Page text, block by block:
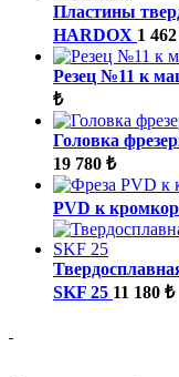
Пластины
HARDOX 1
Резец №11 к
₺
Головка
19 780 ₺
PVD к
SKF 25 11 180 ₺